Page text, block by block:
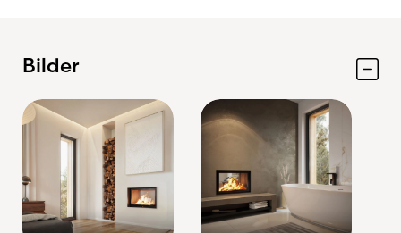
Tyskland
Elegant hisslucka med mjuk och tyst
öppning
Glas på två sidor för insyn från två rum
Patenterad BRUNNER Green-förbränning
Bilder